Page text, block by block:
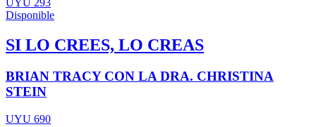
UYU 293
Disponible
SI LO CREES, LO CREAS
BRIAN TRACY CON LA DRA. CHRISTINA
STEIN
UYU 690